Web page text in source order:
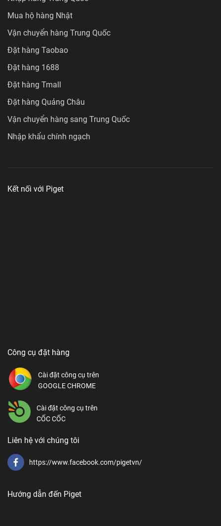
Mua hộ hàng Nhật
Vận chuyển hàng Trung Quốc
Đặt hàng Taobao
Đặt hàng 1688
Đặt hàng Tmall
Đặt hàng Quảng Châu
Vận chuyển hàng sang Trung Quốc
Nhập khẩu chính ngạch
Kết nối với Piget
Công cụ đặt hàng
Cài đặt công cụ trên
GOOGLE CHROME
Cài đặt công cụ trên
CỐC CỐC
Liên hệ với chúng tôi
https://www.facebook.com/pigetvn/
Hướng dẫn đến Piget